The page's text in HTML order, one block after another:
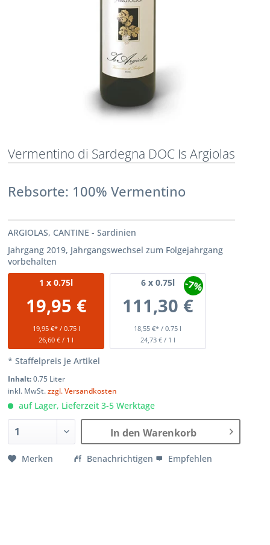
Vermentino di Sardegna DOC Is Argiolas
Rebsorte: 100% Vermentino
ARGIOLAS, CANTINE - Sardinien
Jahrgang 2019, Jahrgangswechsel zum Folgejahrgang
vorbehalten
1 x 0.75l
19,95 €
19,95 €* / 0.75 l
26,60 € / 1 l
6x 0.75l
111,30 €
18,55 €* / 0.75 l
-7%
24,73 € / 1 l
* Staffelpreis je Artikel
Inhalt:0.75 Liter
inkl. MwSt.zzgl. Versandkosten
auf Lager, Lieferzeit 3-5 Werktage
In den Warenkorb
Merken Benachrichtigen Empfehlen